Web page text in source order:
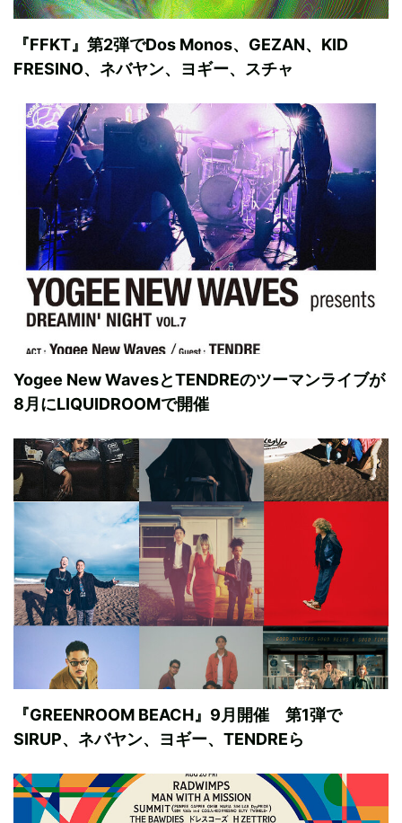
『FFKT』第2弾でDos Monos、GEZAN、KID
FRESINO、ネバヤン、ヨギー、スチャ
Yogee New WavesとTENDREのツーマンライブが
8月にLIQUIDROOMで開催
『GREENROOM BEACH』9月開催 第1弾で
SIRUP、ネバヤン、ヨギー、TENDREら